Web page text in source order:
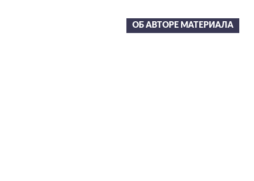
ОБ АВТОРЕ МАТЕРИАЛА